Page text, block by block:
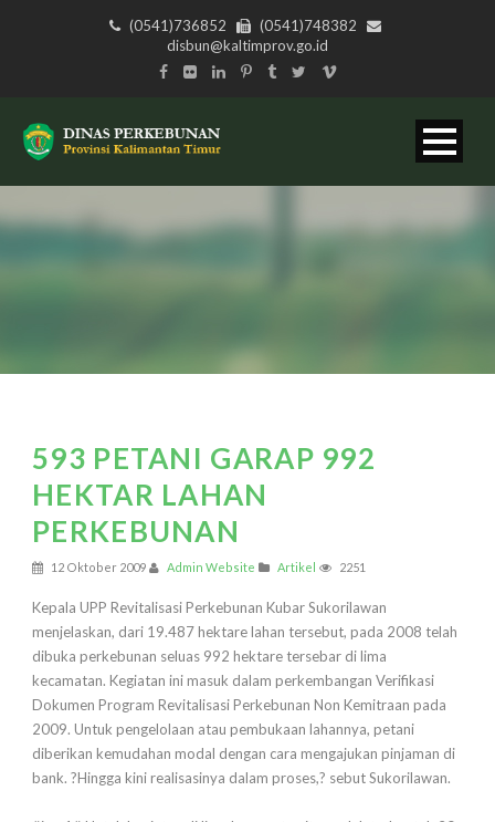
(0541)736852
(0541)748382
disbun@kaltimprov.go.id
593 PETANI GARAP 992
HEKTAR LAHAN
PERKEBUNAN
12 Oktober 2009 Admin Website Artikel 2251
Kepala UPP Revitalisasi Perkebunan Kubar Sukorilawan
menjelaskan, dari 19.487 hektare lahan tersebut, pada 2008 telah
dibuka perkebunan seluas 992 hektare tersebar di lima
kecamatan. Kegiatan ini masuk dalam perkembangan Verifikasi
Dokumen Program Revitalisasi Perkebunan Non Kemitraan pada
2009. Untuk pengelolaan atau pembukaan lahannya, petani
diberikan kemudahan modal dengan cara mengajukan pinjaman di
bank. ?Hingga kini realisasinya dalam proses,? sebut Sukorilawan.